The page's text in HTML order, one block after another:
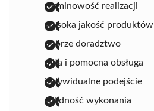
terminowość realizacji
wysoka jakość produktów
dobrze doradztwo
miła i pomocna obsługa
indywidualne podejście
solidność wykonania